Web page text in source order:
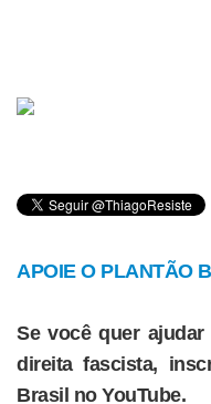
APOIE O PLANTÃO
Se você quer
direita fascista,
Brasil no YouTube.